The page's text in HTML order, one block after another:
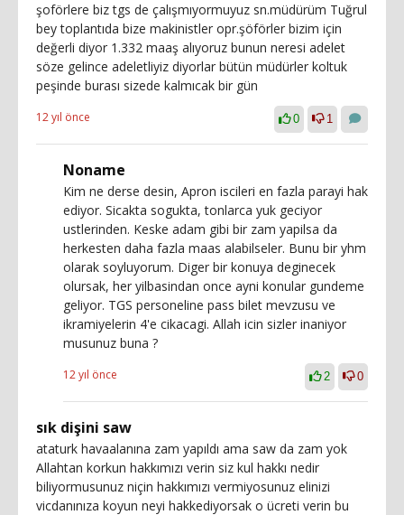
şoförlere biz tgs de çalışmıyormuyuz sn.müdürüm Tuğrul
bey toplantıda bize makinistler opr.şöförler bizim için
değerli diyor 1.332 maaş alıyoruz bunun neresi adelet
söze gelince adeletliyiz diyorlar bütün müdürler koltuk
peşinde burası sizede kalmıcak bir gün
12 yıl önce 0 1
Noname
Kim ne derse desin, Apron iscileri en fazla parayi hak
ediyor. Sicakta sogukta, tonlarca yuk geciyor
ustlerinden. Keske adam gibi bir zam yapilsa da
herkesten daha fazla maas alabilseler. Bunu bir yhm
olarak soyluyorum. Diger bir konuya deginecek
olursak, her yilbasindan once ayni konular gundeme
geliyor. TGS personeline pass bilet mevzusu ve
ikramiyelerin 4'e cikacagi. Allah icin sizler inaniyor
musunuz buna ?
12 yıl önce 2 0
sık dişini saw
ataturk havaalanına zam yapıldı ama saw da zam yok
Allahtan korkun hakkımızı verin siz kul hakkı nedir
biliyormusunuz niçin hakkımızı vermiyosunuz elinizi
vicdanınıza koyun neyi hakkediyorsak o ücreti verin bu